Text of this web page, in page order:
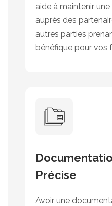
aide à maintenir
auprès des
autres parties
bénéfique pour vos
Précise
Avoir une